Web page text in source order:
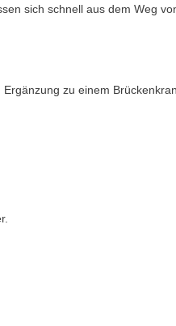
sich schnell aus dem Weg
zu einem